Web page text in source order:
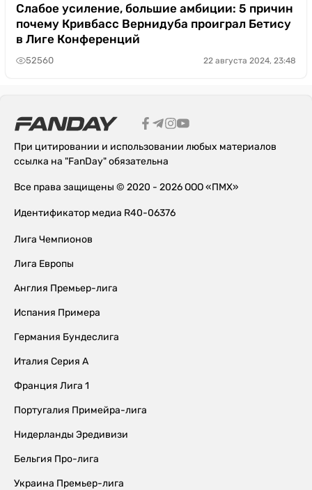
Слабое усиление, большие амбиции: 5 причин
почему Кривбасс Вернидуба проиграл Бетису
в Лиге Конференций
52560 22 августа 2024, 23:48
При цитировании и использовании любых материалов
ссылка на "FanDay" обязательна
Все права защищены © 2020 - 2026 ООО «ПМХ»
Идентификатор медиа R40-06376
Лига Чемпионов
Лига Европы
Англия Премьер-лига
Испания Примера
Германия Бундеслига
Италия Серия А
Франция Лига 1
Португалия Примейра-лига
Нидерланды Эредивизи
Бельгия Про-лига
Украина Премьер-лига